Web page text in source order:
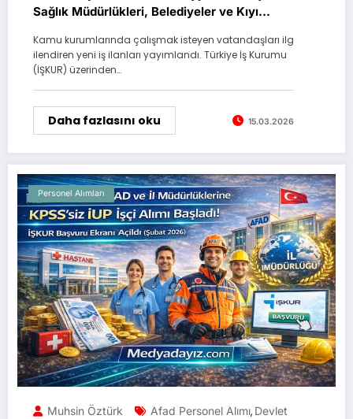
Sağlık Müdürlükleri, Belediyeler ve Kıyı
Kamu kurumlarında çalışmak isteyen vatandaşları ilg
ilendiren yeni iş ilanları yayımlandı. Türkiye İş Kurumu
(İŞKUR) üzerinden…
Daha fazlasını oku 15.03.2026
Personel Alımları
Muhsin Öztürk Afad Personel Alımı, Devlet